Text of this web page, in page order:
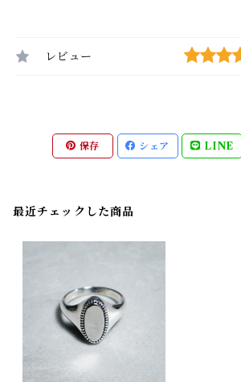
レビュー
保存 シェア LINE
最近チェックした商品